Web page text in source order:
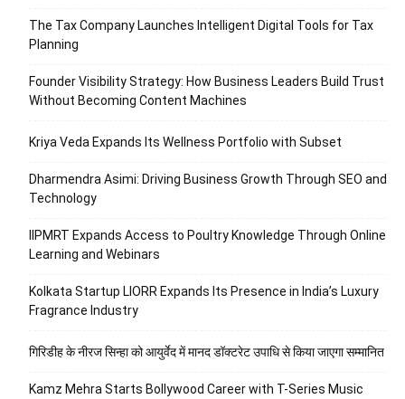
The Tax Company Launches Intelligent Digital Tools for Tax
Planning
Founder Visibility Strategy: How Business Leaders Build Trust
Without Becoming Content Machines
Kriya Veda Expands Its Wellness Portfolio with Subset
Dharmendra Asimi: Driving Business Growth Through SEO and
Technology
IIPMRT Expands Access to Poultry Knowledge Through Online
Learning and Webinars
Kolkata Startup LIORR Expands Its Presence in India’s Luxury
Fragrance Industry
गिरिडीह के नीरज सिन्हा को आयुर्वेद में मानद डॉक्टरेट उपाधि से किया जाएगा सम्मानित
Kamz Mehra Starts Bollywood Career with T-Series Music